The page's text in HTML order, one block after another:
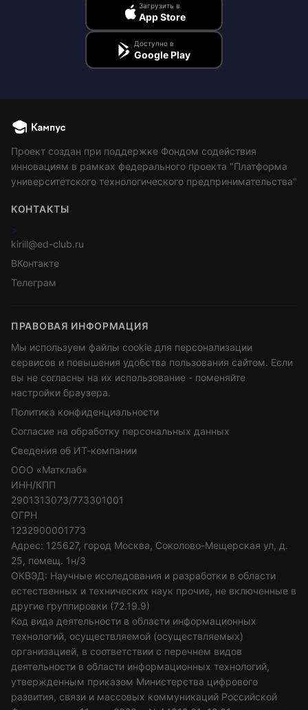
Загрузить в
App Store
Доступно в
Google Play
Проект создан при поддержке Фондом содействия
инновациям в рамках федерального проекта "Платформа
университетского технологического предпринимательства"
КОНТАКТЫ
>
kirill@ed-club.ru
ВКонтакте
Телеграм
ПРАВОВАЯ ИНФОРМАЦИЯ
Мы используем файлы cookie для персонализации
сервисов и повышения удобства пользования сайтом. Если
вы не согласны на их использование - поменяйте
настройки браузера.
Политика конфиденциальности
Согласие на обработку персональных данных
Сведения об ИТ-компании
ООО «Матклаб»
ИНН/КПП
2901313073/773301001
ОГРН
1232900001773
Адрес: 125627, город Москва, Соколово-Мещерская ул, д.
25, помещ. 1н/3
ОКВЭД: Научные исследования и разработки в области
естественных и технических наук прочие, не включенные в
другие группировки (72.19.9)
Код вида деятельности в области информационных
технологий, осуществляемой (осуществляемых)
организацией, в соответствии с перечнем видов
деятельности в области информационных технологий,
утвержденным приказом Министерства цифрового
развития, связи и массовых коммуникаций Российской